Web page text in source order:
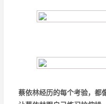
蔡依林经历的每个考验，都